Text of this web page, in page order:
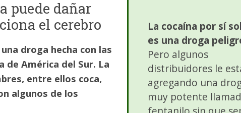
La cocaína por sí
es una droga
Pero algunos
distribuidores le
agregando una
muy potente
puede dañar
el cerebro
droga hecha con las
de América del Sur. La
entre ellos coca,
algunos de los